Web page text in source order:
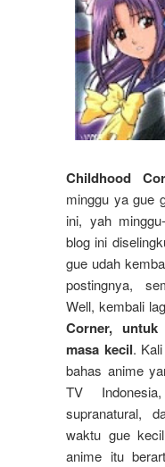
Childhood
minggu ya gue
ini, yah
blog ini
gue udah
postingnya,
Well, kembali
Corner,
masa kecil.
bahas anime
TV
supranatural,
waktu gue
anime itu